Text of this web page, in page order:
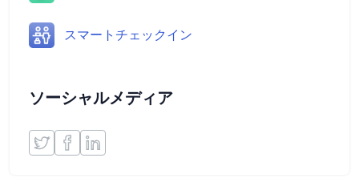
スマートチェックイン
ソーシャルメディア